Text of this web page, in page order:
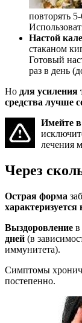
повторять
Настой
стаканом
Готовый
раз в день
Но для усиления
средства лучше
Имейте
лечения
Через
Острая форма
Выздоровление в
дней (в
иммунитета).
Симптомы
постепенно.